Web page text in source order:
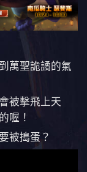
萬聖詭譎的氣
被擊飛上天
喔！
被搗蛋？